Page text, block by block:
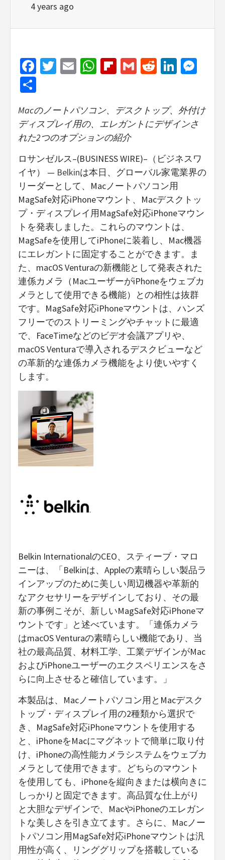
4 years ago
Facebook
Twitter
EmailWhatsApp
Flipboard
GmailReddit
Macのノートパソコン、デスクトップ、外付け
ディスプレイ用の、エレガントにデザインさ
れた2つのオプションの紹介
ロサンゼルス–(BUSINESS WIRE)–（ビジネスワ
イヤ） — Belkinは本日、グローバル家電業界の
リーダーとして、Macノートパソコン用
MagSafe対応iPhoneマウント、Macデスクトッ
プ・ディスプレイ用MagSafe対応iPhoneマウン
トを発表しました。これらのマウントは、
MagSafeを使用してiPhoneに装着し、Mac機器
にエレガントに固定することができます。ま
た、macOS Venturaの新機能として発表された
連係カメラ（MacユーザーがiPhoneをウェブカ
メラとして使用できる機能）との相性は抜群
です。MagSafe対応iPhoneマウントは、ハンズ
フリーでのストリーミングやチャットに最適
で、FaceTimeなどのビデオ会議アプリや、
macOS Venturaで導入されるデスクビューなど
の革新的な連係カメラ機能をより使いやすく
します。
Belkin InternationalのCEO、スティーブ・マロ
ニーは、「Belkinは、Appleの素晴らしい製品ラ
インアップのために美しい周辺機器や革新的
なアクセサリーをデザインしており、その最
新の事例こそが、新しいMagSafe対応iPhoneマ
ウントです」と述べています。「連係カメラ
はmacOS Venturaの素晴らしい機能であり、当
社の最高品質、材料工学、工業デザインがMac
およびiPhoneユーザーのエクスペリエンスをさ
らに向上させると確信しています。」
本製品は、Macノートパソコン用とMacデスク
トップ・ディスプレイ用の2種類から選択で
き、MagSafe対応iPhoneマウントを使用する
と、iPhoneをMacにマグネットで簡単に取り付
け、iPhoneの高性能カメラシステムをウェブカ
メラとして使用できます。どちらのマウント
を使用しても、iPhoneを縦向きまたは横向きに
しっかりと固定できます。高品質な仕上がり
と大胆なデザインで、MacやiPhoneのエレガン
トな美しさを引き立てます。さらに、Macノー
トパソコン用MagSafe対応iPhoneマウントは汎
用性が高く、リンググリップを搭載している